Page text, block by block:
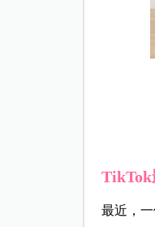
TikTok
最近，